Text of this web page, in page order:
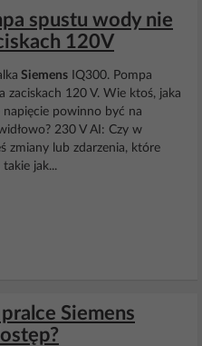
spustu wody nie
120V
Siemens IQ300. Pompa
zaciskach 120 V. Wie ktoś, jaka
napięcie powinno być na
230 V AI: Czy w
zmiany lub zdarzenia, które
takie jak...
Siemens